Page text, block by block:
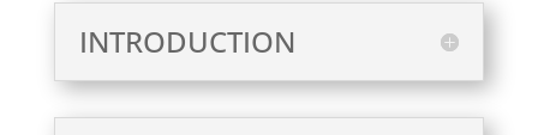
INTRODUCTION